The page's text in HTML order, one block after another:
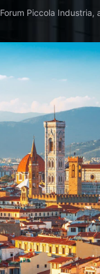
Forum Piccola Industria,